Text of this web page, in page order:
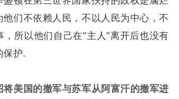
们不依赖人民，不以人民为中心，不
所以他们自己在“主人”离开后也没有
保护.
美国的撤军与苏军从阿富汗的撤军进